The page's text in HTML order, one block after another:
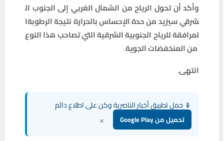
وأكد أنتحول الرياح من الشمال الغربي إلى الجنوب ال
شرقي سيزيد من حدة الإحساس بالحرارة نتيجة الرطوبةا
لمرافقة للرياح الجنوبية الشرقية التيتصاحب هذا النوع
من المنخفضات الجوية.
انتهى.
📱 حمل تطبيق أخبار الناصرية وكن على اطلاع دائم
تحميل من Google Play ×